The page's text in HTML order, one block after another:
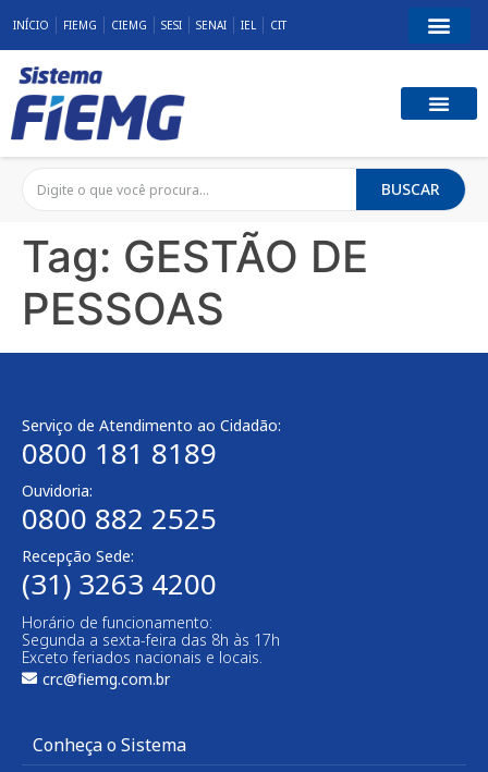
INÍCIO FIEMG CIEMG SESI SENAI IEL CIT
BUSCAR
Tag: GESTÃO DE
PESSOAS
Serviço de Atendimento ao Cidadão:
0800 181 8189
Ouvidoria:
0800 882 2525​
Recepção Sede:
(31) 3263 4200
Horário de funcionamento:
Segunda a sexta-feira das 8h às 17h
Exceto feriados nacionais e locais.
crc@fiemg.com.br
Conheça o Sistema